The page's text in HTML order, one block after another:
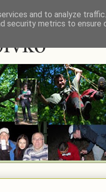
and to analyze
security metrics to ensure